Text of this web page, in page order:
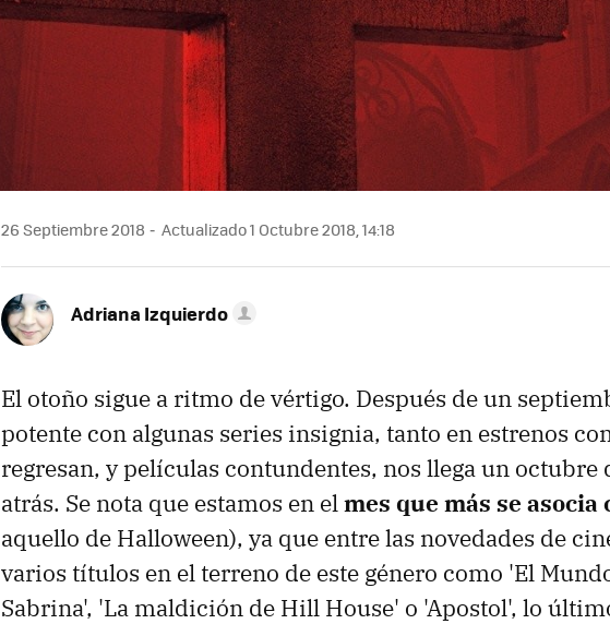
26 Septiembre 2018 Actualizado 1 Octubre 2018, 14:18
Adriana Izquierdo
El otoño sigue a ritmo de vértigo. Después de un
potente con algunas series insignia, tanto en estrenos
regresan, y películas contundentes, nos llega un octubre
atrás. Se nota que estamos en elmes que más se
aquello de Halloween), ya que entre las novedades de
varios títulos en el terreno de este género como 'El
Sabrina', 'La maldición de Hill House' o 'Apostol', lo